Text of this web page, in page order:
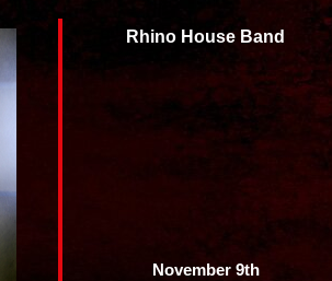
Rhino House Band
November 9th